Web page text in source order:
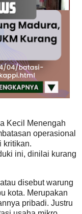
Kecil Menengah
operasional
kritikan.
ini, dinilai kurang
disebut warung
kota. Merupakan
pribadi. Justru